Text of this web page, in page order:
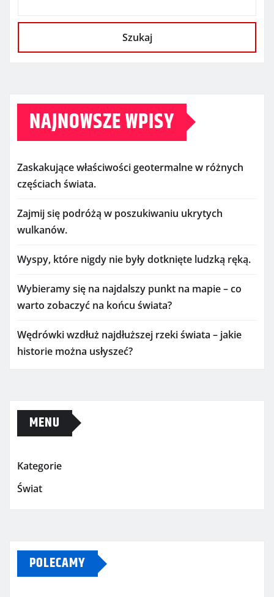
Szukaj
NAJNOWSZE WPISY
Zaskakujące właściwości geotermalne w różnych
częściach świata.
Zajmij się podróżą w poszukiwaniu ukrytych
wulkanów.
Wyspy, które nigdy nie były dotknięte ludzką ręką.
Wybieramy się na najdalszy punkt na mapie – co
warto zobaczyć na końcu świata?
Wędrówki wzdłuż najdłuższej rzeki świata – jakie
historie można usłyszeć?
MENU
Kategorie
Świat
POLECAMY